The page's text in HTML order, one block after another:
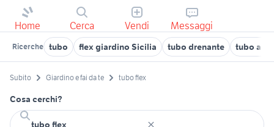
Home Cerca Vendi Messaggi
Ricerche tubo flex giardino Sicilia tubo drenante tubo
Subito Giardino e fai da te tubo flex
Cosa cerchi?